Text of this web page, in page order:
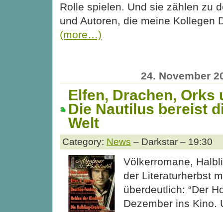
Rolle spielen. Und sie zählen zu
und Autoren, die meine Kollegen
(more…)
24. November
Elfen, Drachen, Orks
Die Nautilus bereist
Welt
Category: News – Darkstar – 19:30
Völkerromane,
der Literaturherbst
überdeutlich: “Der
Dezember ins Kino.